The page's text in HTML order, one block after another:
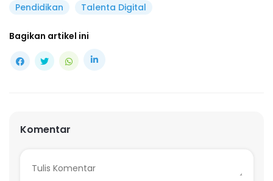
Pendidikan
Talenta Digital
Bagikan artikel ini
Komentar